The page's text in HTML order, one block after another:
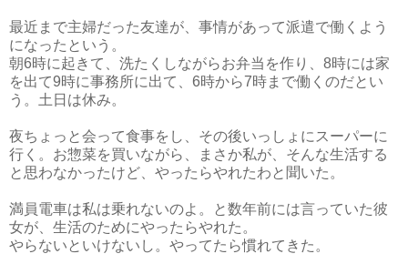
最近まで主婦だった友達が、事情があって派遣で働くよう
になったという。
朝6時に起きて、洗たくしながらお弁当を作り、8時には家
を出て9時に事務所に出て、6時から7時まで働くのだとい
う。土日は休み。
夜ちょっと会って食事をし、その後いっしょにスーパーに
行く。お惣菜を買いながら、まさか私が、そんな生活する
と思わなかったけど、やったらやれたわと聞いた。
満員電車は私は乗れないのよ。と数年前には言っていた彼
女が、生活のためにやったらやれた。
やらないといけないし。やってたら慣れてきた。